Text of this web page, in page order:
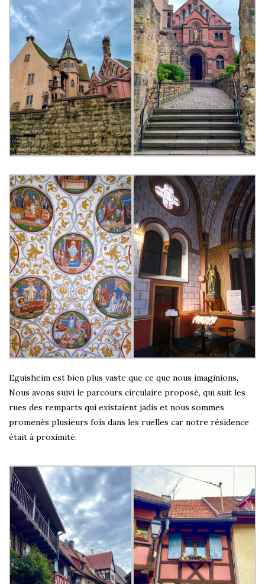
Eguisheim est bien plus vaste que ce que nous imaginions.
Nous avons suivi le parcours circulaire proposé, qui suit les
rues des remparts qui existaient jadis et nous sommes
promenés plusieurs fois dans les ruelles car notre résidence
était à proximité.